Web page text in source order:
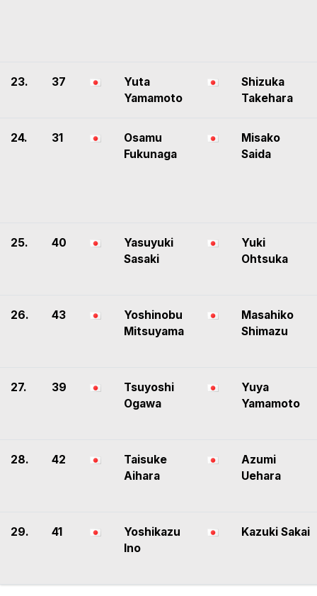
23. 37
Yuta
Yamamoto
Shizuka
Takehara
24. 31
Osamu
Fukunaga
Misako
Saida
25. 40
Yasuyuki
Sasaki
Yuki
Ohtsuka
26. 43
Yoshinobu
Mitsuyama
Masahiko
Shimazu
27. 39
Tsuyoshi
Ogawa
Yuya
Yamamoto
28. 42
Taisuke
Aihara
Azumi
Uehara
29. 41
Yoshikazu
Ino
Kazuki Sakai